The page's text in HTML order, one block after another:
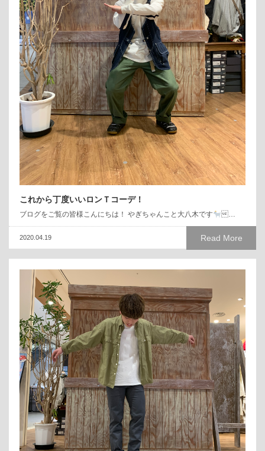
これから丁度いいロンＴコーデ！
ブログをご覧の皆様こんにちは！ やぎちゃんこと大八木です …
Read More
2020.04.19